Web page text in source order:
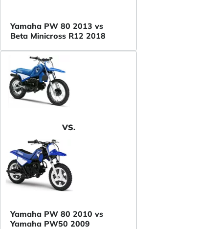
Yamaha PW 80 2013 vs
Beta Minicross R12 2018
VS.
Yamaha PW 80 2010 vs
Yamaha PW50 2009